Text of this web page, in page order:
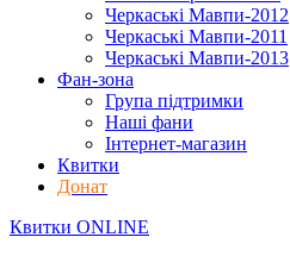
Черкаські Мавпи-2012
Черкаські Мавпи-2011
Черкаські Мавпи-2013
Фан-зона
Група підтримки
Наші фани
Інтернет-магазин
Квитки
Донат
Квитки ONLINE